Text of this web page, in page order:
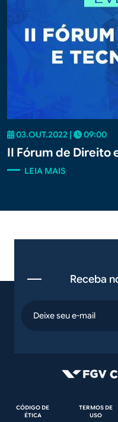
03.OUT.2022 | 09:00
II Fórum de Direito
LEIA MAIS
Receba
email
Rodapé
CÓDIGO DE
ÉTICA
TERMOS DE
USO